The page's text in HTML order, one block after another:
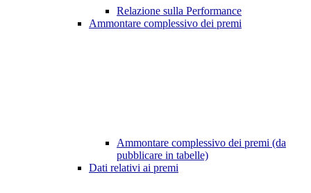
Relazione sulla Performance
Ammontare complessivo dei premi
Ammontare complessivo dei premi (da
pubblicare in tabelle)
Dati relativi ai premi